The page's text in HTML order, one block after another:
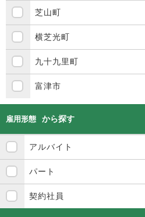
芝山町
横芝光町
九十九里町
富津市
雇用形態 から探す
アルバイト
パート
契約社員